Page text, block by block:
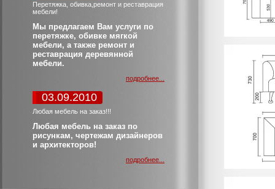
Перетяжка, обивка,ремонт и реставрация
мебели!
Мы предлагаем Вам услуги по
перетяжке, обивке мягкой
мебели, а также ремонт и
реставрация деревянной
мебели.
подробнее...
03.09.2010
Любая мебель на заказ!!!
Любая мебель на заказ по
рисункам, чертежам дизайнеров
и архитекторов!
подробнее...